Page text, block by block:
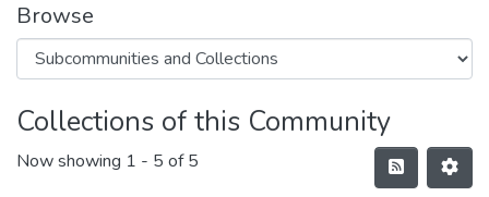
Browse
Collections of this Community
Now showing 1 - 5 of 5